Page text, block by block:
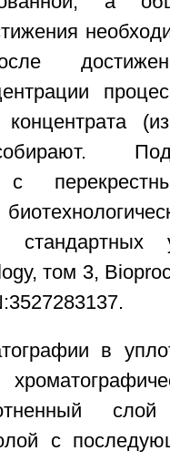
с
стандартных
том 3,
в
с